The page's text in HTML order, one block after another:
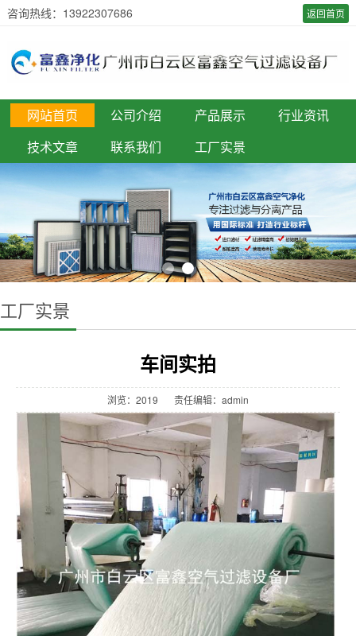
返回首页
咨询热线：13922307686
网站首页 公司介绍 产品展示
行业资讯
技术文章
联系我们 工厂实景
工厂实景
车间实拍
浏览： 2019 责任编辑：admin